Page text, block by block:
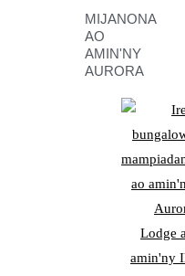
MIJANONA
AO
AMIN'NY
AURORA